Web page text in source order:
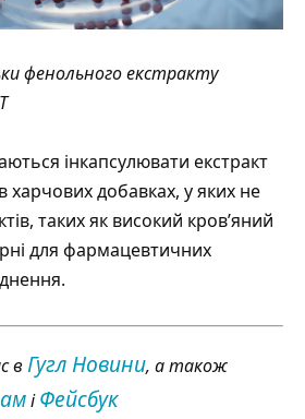
фенольного екстракту
інкапсулювати екстракт
харчових добавках, у яких не
таких як високий кров’яний
для фармацевтичних
вГугл Новини, а також
іФейсбук